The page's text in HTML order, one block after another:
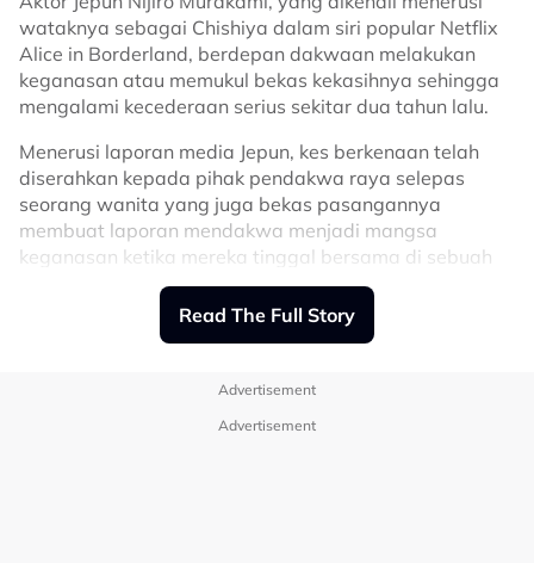
terutama sekali mak bapak dan mama, kerana tidak
pernah putus-putus memberikan nasihat, doa dan
sokongan sepanjang kami saling mengenali. Nasihat
dan kasih sayang kalian menjadi kekuatan untuk kami
terus memperbaiki diri dan menjadi insan yang lebih
baik daripada sebelumnya," ujarnya.
Berikut perkongsian penuh Jazmy Juma:
wataknya sebagai Chishiya dalam siri popular Netflix
Alice in Borderland, berdepan dakwaan melakukan
keganasan atau memukul bekas kekasihnya sehingga
mengalami kecederaan serius sekitar dua tahun lalu.
Menerusi laporan media Jepun, kes berkenaan telah
diserahkan kepada pihak pendakwa raya selepas
seorang wanita yang juga bekas pasangannya
membuat laporan mendakwa menjadi mangsa
keganasan ketika mereka tinggal bersama di sebuah
kediaman di Shibuya, Tokyo pada tahun 2024.
Read The Full Story
Advertisement
Advertisement